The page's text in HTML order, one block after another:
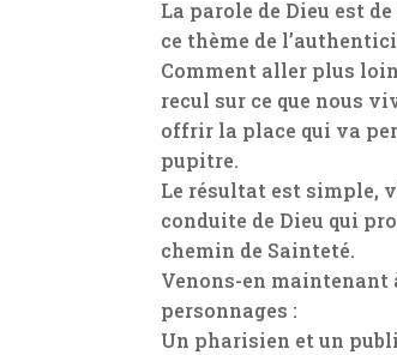
La parole de Dieu est
ce thème de
Comment aller plus
recul sur ce que nous
offrir la place qui va
pupitre.
Le résultat est simple,
conduite de Dieu qui
chemin de Sainteté.
Venons-en maintenant
personnages :
Un pharisien et un